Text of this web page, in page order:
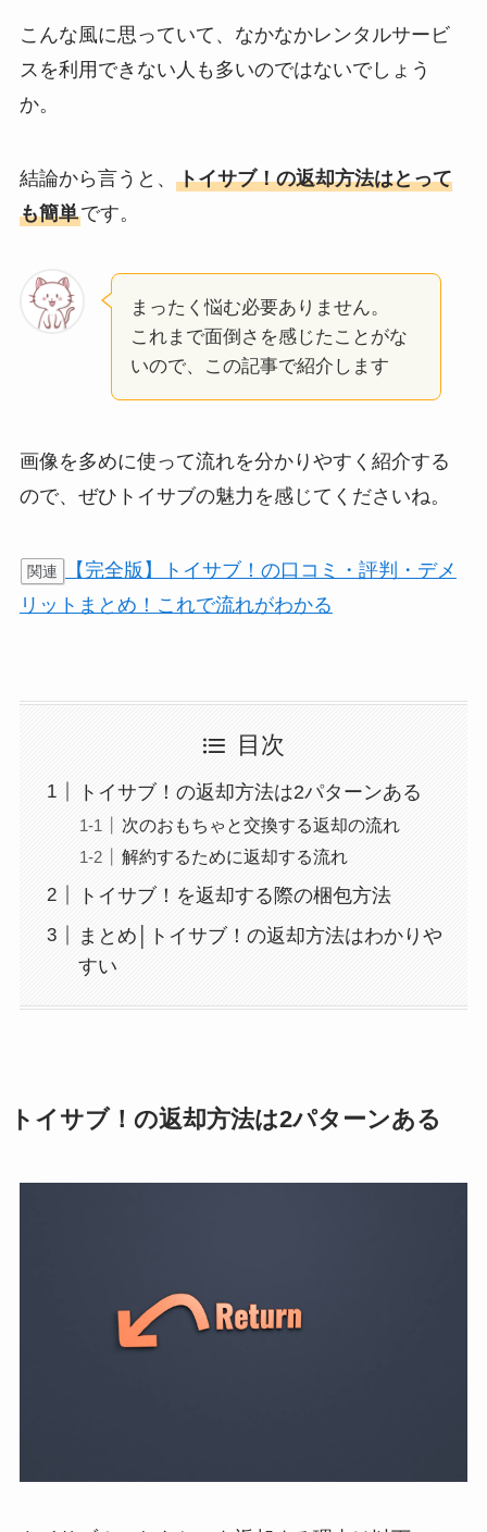
こんな風に思っていて、なかなかレンタルサービ
スを利用できない人も多いのではないでしょう
か。
結論から言うと、 トイサブ！の返却方法はとって
も簡単です。
まったく悩む必要ありません。
これまで面倒さを感じたことがな
いので、この記事で紹介します
画像を多めに使って流れを分かりやすく紹介する
ので、ぜひトイサブの魅力を感じてくださいね。
関連
【完全版】トイサブ！の口コミ・評判・デメ
リットまとめ！これで流れがわかる
目次
トイサブ！の返却方法は2パターンある
次のおもちゃと交換する返却の流れ
解約するために返却する流れ
トイサブ！を返却する際の梱包方法
まとめ│トイサブ！の返却方法はわかりや
すい
トイサブ！の返却方法は2パターンある